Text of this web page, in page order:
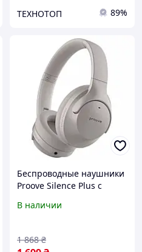
ТЕХНОТОП 89%
Беспроводные наушники
Proove Silence Plus с
шумоподавлением и
часов HPSLP0010003 Grey
В наличии
1 868 ₴